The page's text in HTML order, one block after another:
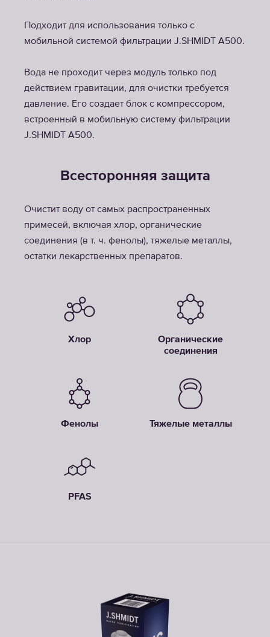
Подходит для использования только с
мобильной системой фильтрации J.SHMIDT A500.
Вода не проходит через модуль только под
действием гравитации, для очистки требуется
давление. Его создает блок с компрессором,
встроенный в мобильную систему фильтрации
J.SHMIDT A500.
Всесторонняя защита
Очистит воду от самых распространенных
примесей, включая хлор, органические
соединения (в т. ч. фенолы), тяжелые металлы,
остатки лекарственных препаратов.
Хлор
Органические
соединения
Фенолы Тяжелые металлы
PFAS